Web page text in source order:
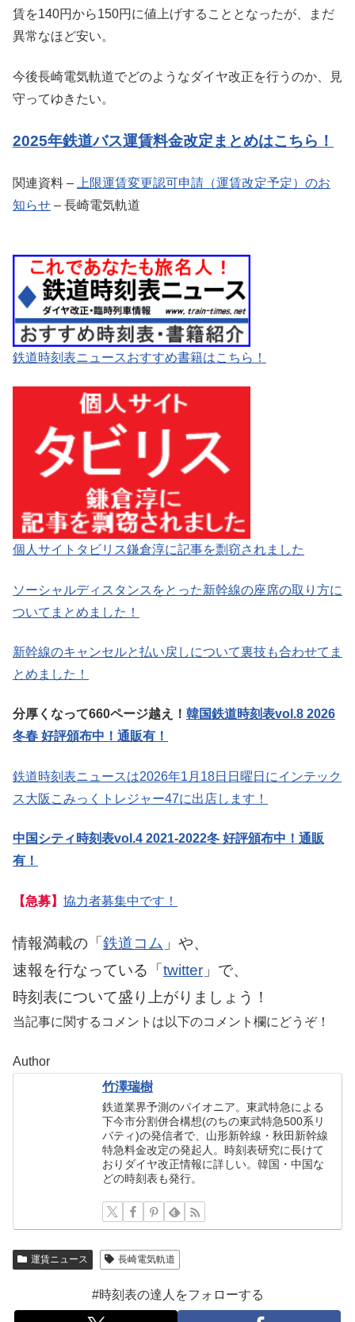
賃を140円から150円に値上げすることとなったが、まだ
異常なほど安い。
今後長崎電気軌道でどのようなダイヤ改正を行うのか、見
守ってゆきたい。
2025年鉄道バス運賃料金改定まとめはこちら！
関連資料 – 上限運賃変更認可申請（運賃改定予定）のお
知らせ – 長崎電気軌道
鉄道時刻表ニュースおすすめ書籍はこちら！
個人サイトタビリス鎌倉淳に記事を剽窃されました
ソーシャルディスタンスをとった新幹線の座席の取り方に
ついてまとめました！
新幹線のキャンセルと払い戻しについて裏技も合わせてま
とめました！
分厚くなって660ページ越え！ 韓国鉄道時刻表vol.8 2026
冬春 好評頒布中！通販有！
鉄道時刻表ニュースは2026年1月18日日曜日にインテック
ス大阪こみっくトレジャー47に出店します！
中国シティ時刻表vol.4 2021-2022冬 好評頒布中！通販
有！
【急募】 協力者募集中です！
情報満載の「 鉄道コム 」や、
速報を行なっている「 twitter 」で、
時刻表について盛り上がりましょう！
当記事に関するコメントは以下のコメント欄にどうぞ！
Author
竹澤瑞樹
鉄道業界予測のパイオニア。東武特急による
下今市分割併合構想(のちの東武特急500系リ
バティ)の発信者で、山形新幹線・秋田新幹線
特急料金改定の発起人。時刻表研究に長けて
おりダイヤ改正情報に詳しい。韓国・中国な
どの時刻表も発行。
運賃ニュース 長崎電気軌道
#時刻表の達人をフォローする